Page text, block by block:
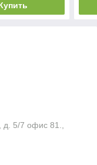
д. 5/7 офис 81.,